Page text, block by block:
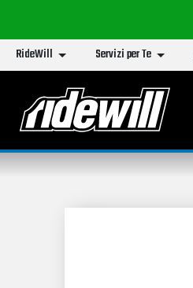
RideWill Servizi per Te